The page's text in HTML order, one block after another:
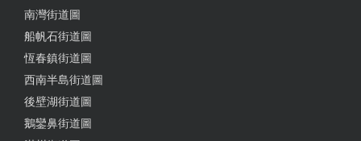
南灣街道圖
船帆石街道圖
恆春鎮街道圖
西南半島街道圖
後壁湖街道圖
鵝鑾鼻街道圖